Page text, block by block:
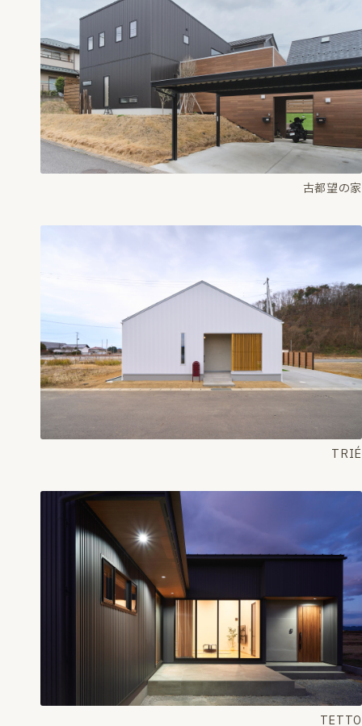
古都望の家
TRIÉ
TETTO